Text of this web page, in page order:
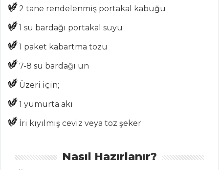
Sarımsaklı
Biber Borani
Tarifleri
ÇORBALAR
Tavuklu Ve
2 tane rendelenmiş portakal kabuğu
1 su bardağı portakal suyu
1 paket kabartma tozu
7-8 su bardağı un
Üzeri için;
1 yumurta akı
İri kıyılmış ceviz veya toz şeker
Nasıl Hazırlanır?